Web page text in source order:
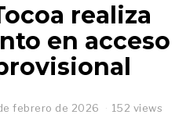
realiza
en acceso
febrero de 2026
152 views